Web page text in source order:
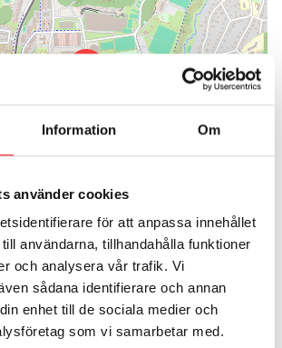
Information Om
använder cookies
för att anpassa innehållet
användarna, tillhandahålla funktioner
och analysera vår trafik. Vi
sådana identifierare och annan
enhet till de sociala medier och
som vi samarbetar med.
Leaflet